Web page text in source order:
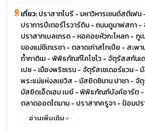
เที่ยว:ปราสาทโบรี - มหาวิหารเซนต์สตีเฟ
ปราการปีเตอร์โรวาร์ดิน - ถนนดูนาฟสกา
ปราสาทเบลเกรด - หอคอยหัวกะโหลก - ภู
ของแม่ชีเทเรซา - ตลาดเก่าสโกเปีย - สะพ
ถ้ำกาดิเม - พิพิธภัณฑ์โคโซโว - จัตุรัสสกัน
เปช - เมืองพริซเรน - จัตุรัสเชเดอร์แวน -
พระแม่แห่งลเยวิส - มัสยิดซินาน ปาชา - จั
มัสยิดเอ็ดเฮม เบย์ - พิพิธภัณฑ์บังค์อาร์ต -
ตลาดออตโตมาน - ปราสาทครูจา - ป้อมปร
ทะเลสาบชโคดรา - สะพานมิลเลนเนียม - ม
อ่านเพิ่มเติม